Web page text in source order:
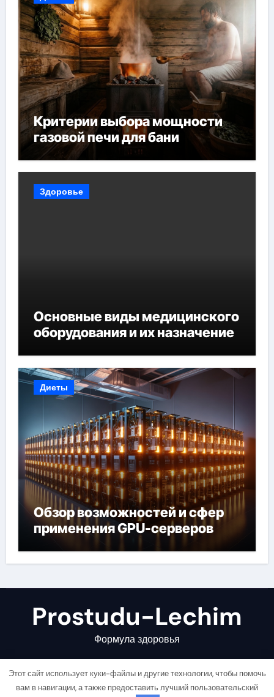
Критерии выбора мощности
газовой печи для бани
Здоровье
Основные виды медицинского
оборудования и их назначение
Диеты
Обзор возможностей и сфер
применения GPU-серверов
Prostudu-Lechim
Формула здоровья
Этот сайт использует куки-файлы и другие технологии, чтобы помочь
вам в навигации, а также предоставить лучший пользовательский